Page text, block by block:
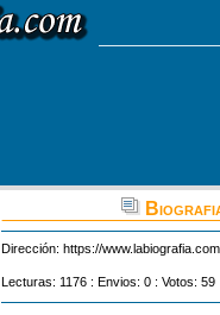
Dirección: https://
Lecturas: 1176 : Envios: 0 : Votos: